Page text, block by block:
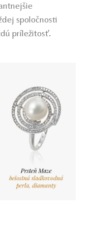
spoločnosti
príležitosť.